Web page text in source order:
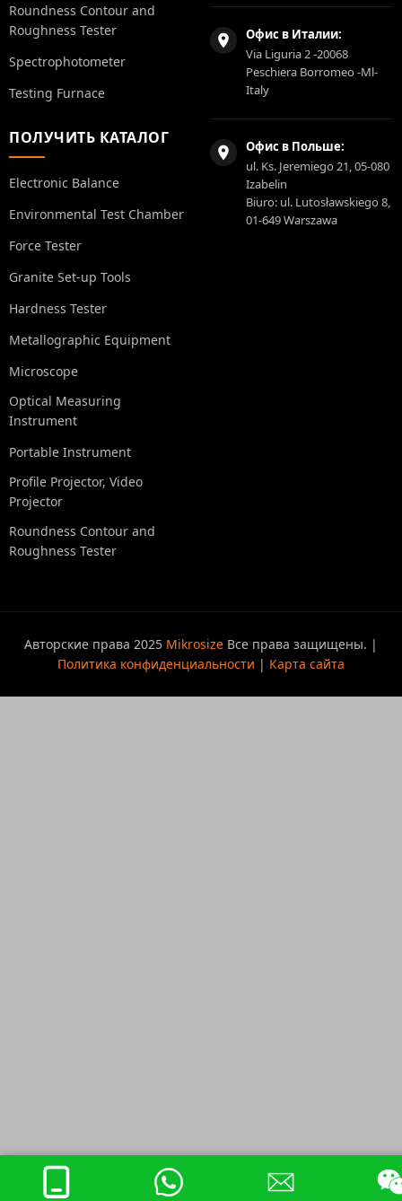
Roundness Contour and
Roughness Tester
Spectrophotometer
Testing Furnace
ПОЛУЧИТЬ КАТАЛОГ
Electronic Balance
Environmental Test Chamber
Force Tester
Granite Set-up Tools
Hardness Tester
Metallographic Equipment
Microscope
Optical Measuring
Instrument
Portable Instrument
Profile Projector, Video
Projector
Roundness Contour and
Roughness Tester
Офис в Италии:
Via Liguria 2 -20068
Peschiera Borromeo -Ml-
Italy
Офис в Польше:
ul. Ks. Jeremiego 21, 05-080
Izabelin
Biuro: ul. Lutosławskiego 8,
01-649 Warszawa
Авторские права 2025 Mikrosize Все права защищены. |
Политика конфиденциальности | Карта сайта